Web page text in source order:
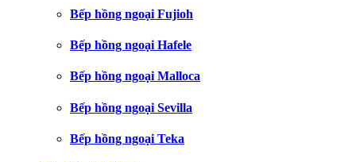
Bếp hồng ngoại Fujioh
Bếp hồng ngoại Hafele
Bếp hồng ngoại Malloca
Bếp hồng ngoại Sevilla
Bếp hồng ngoại Teka